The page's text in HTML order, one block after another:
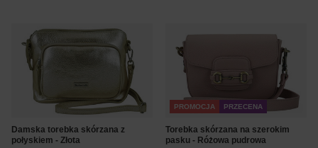
Damska torebka skórzana z
połyskiem - Złota
PROMOCJA PRZECENA
Torebka skórzana na szerokim
pasku - Różowa pudrowa